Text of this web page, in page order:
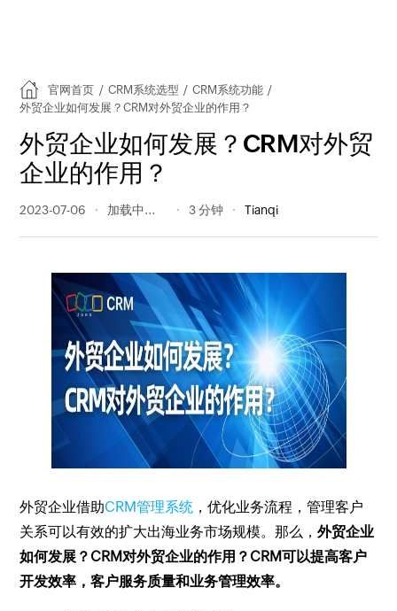
官网首页 / CRM系统选型 / CRM系统功能 /
外贸企业如何发展？CRM对外贸企业的作用？
外贸企业如何发展？CRM对外贸
企业的作用？
2023-07-06 198 阅读量 3 分钟 Tianqi
外贸企业借助CRM管理系统 ，优化业务流程，管理客户
关系可以有效的扩大出海业务市场规模。那么，外贸企业
如何发展？CRM对外贸企业的作用？CRM可以提高客户
开发效率，客户服务质量和业务管理效率。